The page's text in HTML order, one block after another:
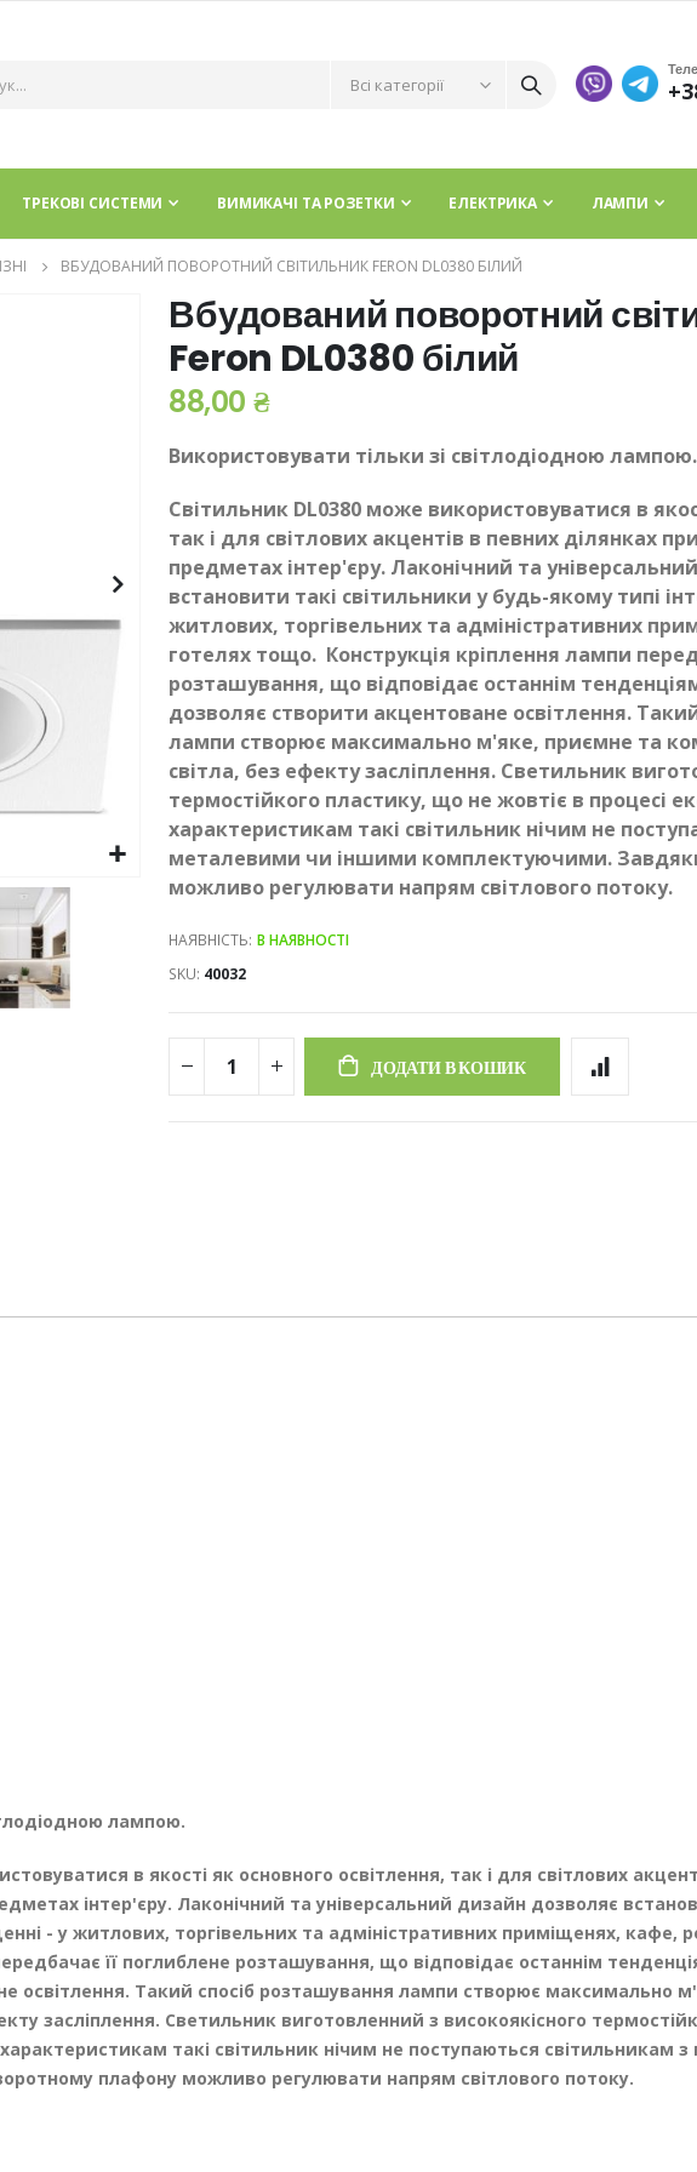
ТРЕКОВІ СИСТЕМИ ВИМИКАЧІ ТА РОЗЕТКИ ЕЛЕКТРИКА ЛАМПИ
ВБУДОВАНИЙ ПОВОРОТНИЙ СВІТИЛЬНИК FERON DL0380 БІЛИЙ
Вбудований поворотний
Feron DL0380 білий
88,00 ₴
Використовувати тільки зі світлодіодною лампою.
Світильник DL0380 може використовуватися в
так і для світлових акцентів в певних ділянках
предметах інтер'єру. Лаконічний та
встановити такі світильники у будь-якому типі
житлових, торгівельних та адміністративних
готелях тощо. Конструкція кріплення лампи
розташування, що відповідає останнім
дозволяє створити акцентоване освітлення.
лампи створює максимально м'яке, приємне та
світла, без ефекту засліплення. Светильник
термостійкого пластику, що не жовтіє в процесі
характеристикам такі світильник нічим не
металевими чи іншими комплектуючими.
можливо регулювати напрям світлового потоку.
НАЯВНІСТЬ: В НАЯВНОСТІ
SKU 40032
ДОДАТИ В КОШИК
лампою.
в якості як основного освітлення, так і для світлових
інтер'єру. Лаконічний та універсальний дизайн дозволяє
- у житлових, торгівельних та адміністративних приміщенях, кафе,
її поглиблене розташування, що відповідає останнім
освітлення. Такий спосіб розташування лампи створює максимально
засліплення. Светильник виготовленний з високоякісного
характеристикам такі світильник нічим не поступаються
плафону можливо регулювати напрям світлового потоку.